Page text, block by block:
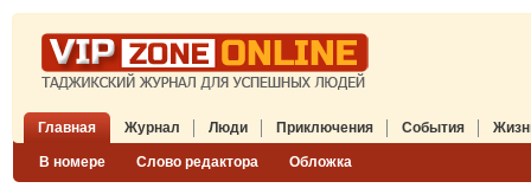
Главная Журнал
В номере Слово редактора Обложка
Люди Приключения События